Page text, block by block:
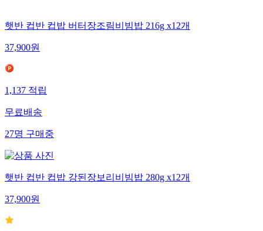
햇반 컵반 컵밥 버터장조림비빔밥 216g x12개
37,900원
1,137적립
무료배송
27명구매중
햇반 컵반 컵밥 강된장보리비빔밥 280g x12개
37,900원